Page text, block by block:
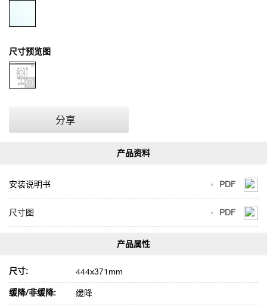
尺寸预览图
分享
PDF
安装说明书
PDF
尺寸图
尺寸: 444x371mm
缓降/非缓降: 缓降